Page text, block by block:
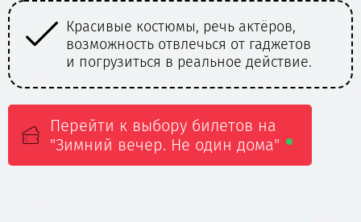
Спектакль напомнит нам о том, что даже в самые
холодные дни можно найти поддержку и радость
в общении с близкими людьми.
Мы приглашаем вас разделить этот опыт и вместе
погрузиться в атмосферу тепла и
взаимопонимания, где каждый найдет что-то
важное для себя. Время, проведенное в
«Современнике», станет настоящим праздником
души, который согреет сердца и подарит улыбки.
Вас ждет неповторимая игра
известных актеров, их энергия и
переживания.
Перейти к выбору билетов на
"Зимний вечер. Не один дома"